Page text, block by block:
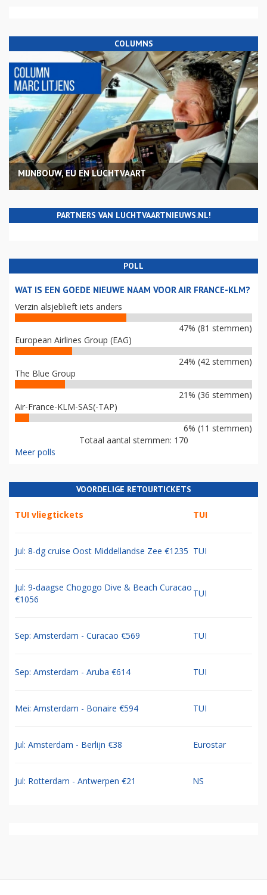
COLUMNS
MIJNBOUW, EU EN LUCHTVAART
PARTNERS VAN LUCHTVAARTNIEUWS.NL!
POLL
WAT IS EEN GOEDE NIEUWE NAAM VOOR AIR FRANCE-KLM?
Verzin alsjeblieft iets anders
47% (81 stemmen)
European Airlines Group (EAG)
24% (42 stemmen)
The Blue Group
21% (36 stemmen)
Air-France-KLM-SAS(-TAP)
6% (11 stemmen)
Totaal aantal stemmen: 170
Meer polls
VOORDELIGE RETOURTICKETS
TUI vliegtickets TUI
Jul: 8-dg cruise Oost Middellandse Zee €1235 TUI
Jul: 9-daagse Chogogo Dive & Beach Curacao
€1056
TUI
Sep: Amsterdam - Curacao €569 TUI
Sep: Amsterdam - Aruba €614 TUI
Mei: Amsterdam - Bonaire €594 TUI
Jul: Amsterdam - Berlijn €38 Eurostar
Jul: Rotterdam - Antwerpen €21 NS